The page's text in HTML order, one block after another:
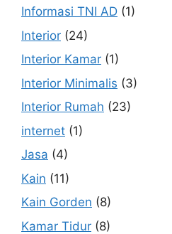
Informasi TNI AD (1)
Interior (24)
Interior Kamar (1)
Interior Minimalis (3)
Interior Rumah (23)
internet (1)
Jasa (4)
Kain (11)
Kain Gorden (8)
Kamar Tidur (8)